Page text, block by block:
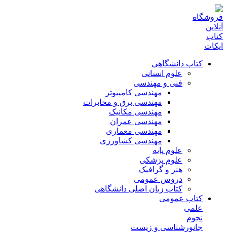
کتاب دانشگاهی
علوم انسانی
فنی و مهندسی
مهندسی کامپیوتر
مهندسی برق و مخابرات
مهندسی مکانیک
مهندسی عمران
مهندسی معماری
مهندسی کشاورزی
علوم پایه
علوم پزشکی
هنر و گرافیک
دروس عمومی
کتاب زبان اصلی دانشگاهی
کتاب عمومی
علمی
نجوم
جانورشناسی و زیست